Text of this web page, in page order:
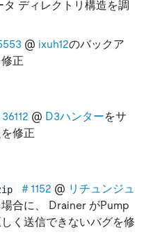
ディレクトリ構造を調
@ ixuh12のバックア
正
36112 @ D3ハンターをサ
修正
＃1152 @ リチュンジュ
合に、 Drainer がPump
く送信できないバグを修